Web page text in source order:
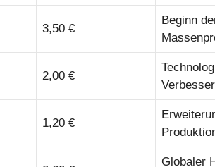
3,50 €
Beginn
2,00 €
1,20 €
Globaler